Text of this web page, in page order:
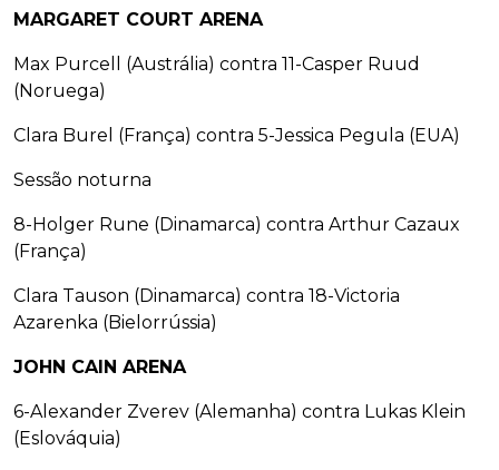
MARGARET COURT ARENA
Max Purcell (Austrália) contra 11-Casper Ruud
(Noruega)
Clara Burel (França) contra 5-Jessica Pegula (EUA)
Sessão noturna
8-Holger Rune (Dinamarca) contra Arthur Cazaux
(França)
Clara Tauson (Dinamarca) contra 18-Victoria
Azarenka (Bielorrússia)
JOHN CAIN ARENA
6-Alexander Zverev (Alemanha) contra Lukas Klein
(Eslováquia)